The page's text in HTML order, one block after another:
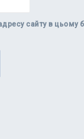
сайту в цьому